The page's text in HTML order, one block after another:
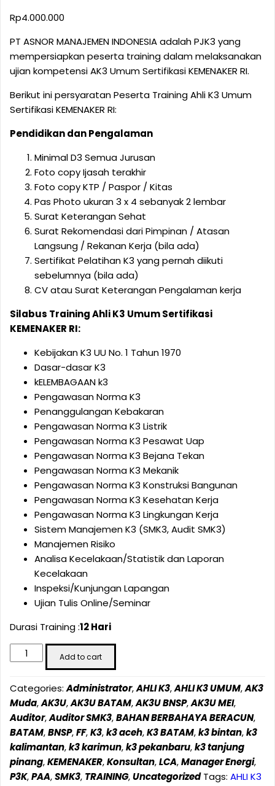
Rp4.000.000
PT ASNOR MANAJEMEN INDONESIA adalah PJK3 yang
mempersiapkan peserta training dalam melaksanakan
ujian kompetensi AK3 Umum Sertifikasi KEMENAKER RI.
Berikut ini persyaratan Peserta Training Ahli K3 Umum
Sertifikasi KEMENAKER RI:
Pendidikan dan Pengalaman
Minimal D3 Semua Jurusan
Foto copy Ijasah terakhir
Foto copy KTP / Paspor / Kitas
Pas Photo ukuran 3 x 4 sebanyak 2 lembar
Surat Keterangan Sehat
Surat Rekomendasi dari Pimpinan / Atasan
Langsung / Rekanan Kerja (bila ada)
Sertifikat Pelatihan K3 yang pernah diikuti
sebelumnya (bila ada)
CV atau Surat Keterangan Pengalaman kerja
Silabus Training Ahli K3 Umum Sertifikasi
KEMENAKER RI:
Kebijakan K3 UU No. 1 Tahun 1970
Dasar-dasar K3
kELEMBAGAAN k3
Pengawasan Norma K3
Penanggulangan Kebakaran
Pengawasan Norma K3 Listrik
Pengawasan Norma K3 Pesawat Uap
Pengawasan Norma K3 Bejana Tekan
Pengawasan Norma K3 Mekanik
Pengawasan Norma K3 Konstruksi Bangunan
Pengawasan Norma K3 Kesehatan Kerja
Pengawasan Norma K3 Lingkungan Kerja
Sistem Manajemen K3 (SMK3, Audit SMK3)
Manajemen Risiko
Analisa Kecelakaan/Statistik dan Laporan
Kecelakaan
Inspeksi/Kunjungan Lapangan
Ujian Tulis Online/Seminar
Durasi Training :12 Hari
AHLI
K3
(AK3
UMUM)-
KEMNAKER
RI
CERTIFICATE
-
MEI
Add to cart
Categories:Administrator,AHLI K3,AHLI K3 UMUM,AK3
Muda,AK3U,AK3U BATAM,AK3U BNSP,AK3U MEI,
Auditor,Auditor SMK3,BAHAN BERBAHAYA BERACUN,
BATAM,BNSP,FF,K3,k3 aceh,K3 BATAM,k3 bintan,k3
kalimantan,k3 karimun,k3 pekanbaru,k3 tanjung
pinang,KEMENAKER,Konsultan,LCA,Manager Energi,
P3K,PAA,SMK3, TRAINING,Uncategorized Tags: AHLI K3